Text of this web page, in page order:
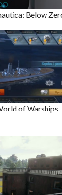
Below
of Warships